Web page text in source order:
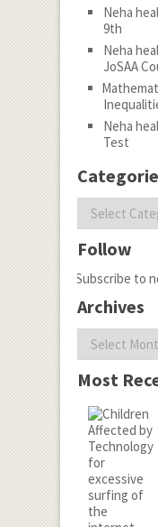
Neha
9th
Neha
JoSAA
Neha
Test
Follow
Subscribe to
Archives
Most